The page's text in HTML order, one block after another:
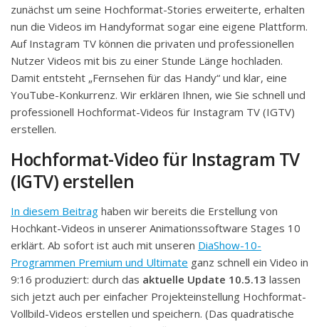
zunächst um seine Hochformat-Stories erweiterte, erhalten
nun die Videos im Handyformat sogar eine eigene Plattform.
Auf Instagram TV können die privaten und professionellen
Nutzer Videos mit bis zu einer Stunde Länge hochladen.
Damit entsteht „Fernsehen für das Handy“ und klar, eine
YouTube-Konkurrenz. Wir erklären Ihnen, wie Sie schnell und
professionell Hochformat-Videos für Instagram TV (IGTV)
erstellen.
Hochformat-Video für Instagram TV
(IGTV) erstellen
In diesem Beitrag haben wir bereits die Erstellung von
Hochkant-Videos in unserer Animationssoftware Stages 10
erklärt. Ab sofort ist auch mit unseren DiaShow-10-
Programmen Premium und Ultimate ganz schnell ein Video in
9:16 produziert: durch das aktuelle Update 10.5.13 lassen
sich jetzt auch per einfacher Projekteinstellung Hochformat-
Vollbild-Videos erstellen und speichern. (Das quadratische